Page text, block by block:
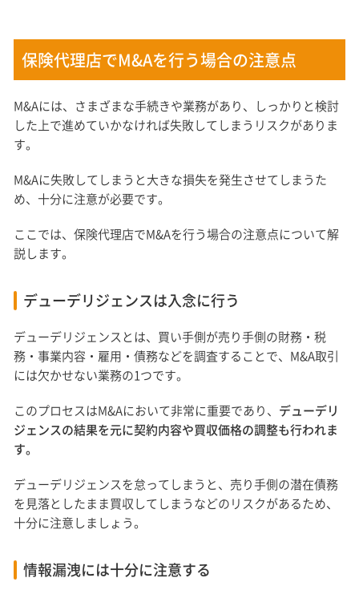
保険代理店でM&Aを行う場合の注意点
M&Aには、さまざまな手続きや業務があり、しっかりと検討
した上で進めていかなければ失敗してしまうリスクがありま
す。
M&Aに失敗してしまうと大きな損失を発生させてしまうた
め、十分に注意が必要です。
ここでは、保険代理店でM&Aを行う場合の注意点について解
説します。
デューデリジェンスは入念に行う
デューデリジェンスとは、買い手側が売り手側の財務・税
務・事業内容・雇用・債務などを調査することで、M&A取引
には欠かせない業務の1つです。
このプロセスはM&Aにおいて非常に重要であり、 デューデリ
ジェンスの結果を元に契約内容や買収価格の調整も行われま
す。
デューデリジェンスを怠ってしまうと、売り手側の潜在債務
を見落としたまま買収してしまうなどのリスクがあるため、
十分に注意しましょう。
情報漏洩には十分に注意する